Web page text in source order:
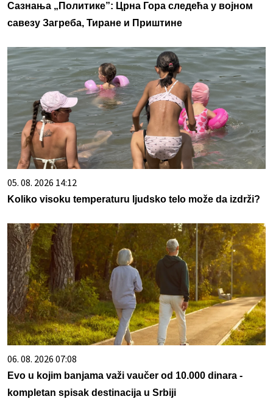
Сазнања „Политике”: Црна Гора следећа у војном
савезу Загреба, Тиране и Приштине
05. 08. 2026 14:12
Koliko visoku temperaturu ljudsko telo može da izdrži?
06. 08. 2026 07:08
Evo u kojim banjama važi vaučer od 10.000 dinara -
kompletan spisak destinacija u Srbiji